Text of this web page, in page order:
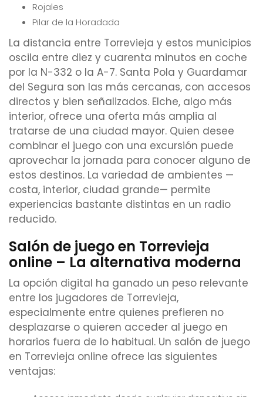
Rojales
Pilar de la Horadada
La distancia entre Torrevieja y estos municipios
oscila entre diez y cuarenta minutos en coche
por la N-332 o la A-7. Santa Pola y Guardamar
del Segura son las más cercanas, con accesos
directos y bien señalizados. Elche, algo más
interior, ofrece una oferta más amplia al
tratarse de una ciudad mayor. Quien desee
combinar el juego con una excursión puede
aprovechar la jornada para conocer alguno de
estos destinos. La variedad de ambientes —
costa, interior, ciudad grande— permite
experiencias bastante distintas en un radio
reducido.
Salón de juego en Torrevieja
online – La alternativa moderna
La opción digital ha ganado un peso relevante
entre los jugadores de Torrevieja,
especialmente entre quienes prefieren no
desplazarse o quieren acceder al juego en
horarios fuera de lo habitual. Un salón de juego
en Torrevieja online ofrece las siguientes
ventajas: